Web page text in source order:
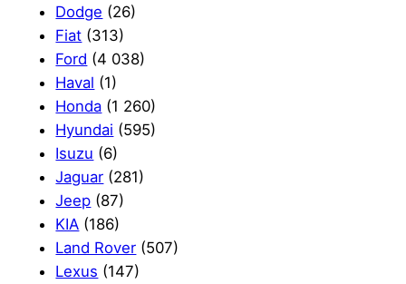
Dodge (26)
Fiat (313)
Ford (4 038)
Haval (1)
Honda (1 260)
Hyundai (595)
Isuzu (6)
Jaguar (281)
Jeep (87)
KIA (186)
Land Rover (507)
Lexus (147)